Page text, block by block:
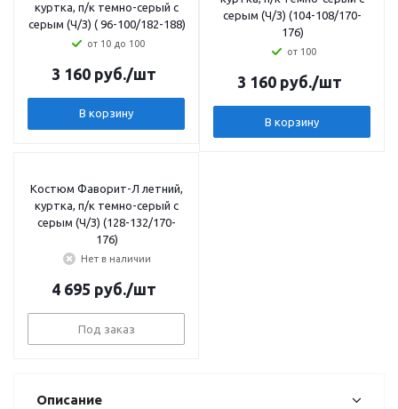
куртка, п/к темно-серый с
серым (Ч/З) ( 96-100/182-188)
от 10 до 100
3 160руб./шт
В корзину
серым (Ч/З) (104-108/170-
176)
от 100
3 160руб./шт
В корзину
Костюм Фаворит-Л летний,
куртка, п/к темно-серый с
серым (Ч/З) (128-132/170-
176)
Нет в наличии
4 695 руб./шт
Под заказ
Описание